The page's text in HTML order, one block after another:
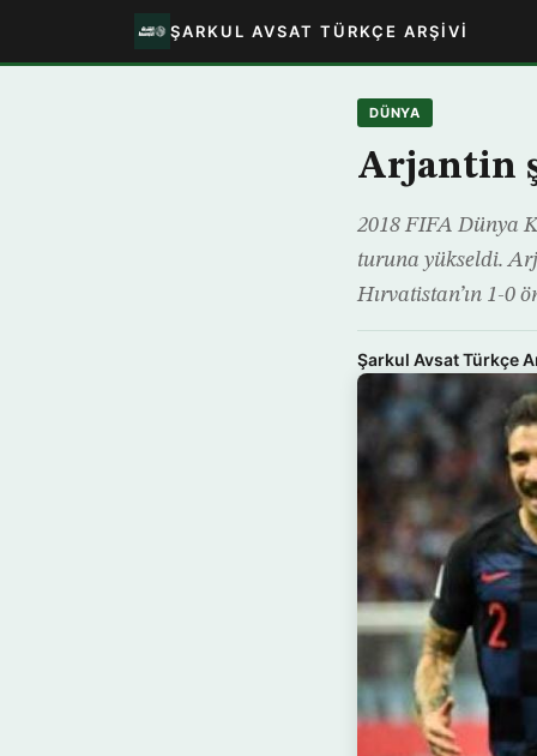
ŞARKUL AVSAT TÜRKÇE ARŞIVI
DÜNYA
Arjantin
2018 FIFA Dünya
turuna yükseldi.
Hırvatistan’ın 1-0
Şarkul Avsat Türkçe